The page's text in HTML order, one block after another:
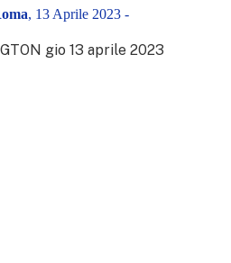
, 13 Aprile 2023 -
gio 13 aprile 2023